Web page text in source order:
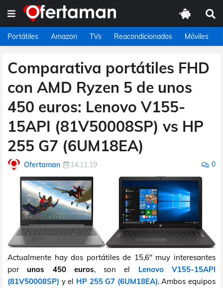
Portátiles Amazon TVs Reacondicionados Móviles
Comparativa portátiles FHD
con AMD Ryzen 5 de unos
450 euros: Lenovo V155-
15API (81V50008SP) vs HP
255 G7 (6UM18EA)
Ofertaman 14.11.19 0
Actualmente hay dos portátiles de 15,6" muy interesantes
por unos 450 euros, son el Lenovo V155-15API
(81V50008SP) y el HP 255 G7 (6UM18EA). Ambos equipos